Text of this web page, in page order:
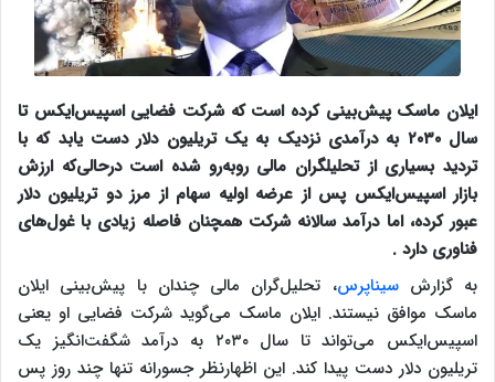
ایلان ماسک پیش‌بینی کرده است که شرکت فضایی اسپیس‌ایکس تا
سال ۲۰۳۰ به درآمدی نزدیک به یک تریلیون دلار دست یابد که با
تردید بسیاری از تحلیلگران مالی روبه‌رو شده است در‌حالی‌که ارزش
بازار اسپیس‌ایکس پس از عرضه اولیه سهام از مرز دو تریلیون دلار
عبور کرده، اما درآمد سالانه شرکت همچنان فاصله زیادی با غول‌های
فناوری دارد .
به گزارشسیناپرس، تحلیل‌گران مالی چندان با پیش‌بینی ایلان
ماسک موافق نیستند. ایلان ماسک می‌گوید شرکت فضایی او یعنی
اسپیس‌ایکس می‌تواند تا سال ۲۰۳۰ به درآمد شگفت‌انگیز یک
تریلیون دلار دست پیدا کند. این اظهارنظر جسورانه تنها چند روز پس